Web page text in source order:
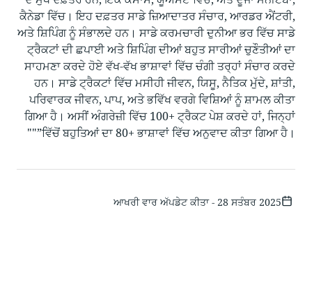
ਕੈਨੇਡਾ ਵਿੱਚ। ਇਹ ਦਫ਼ਤਰ ਸਾਡੇ ਜ਼ਿਆਦਾਤਰ ਸੰਚਾਰ, ਆਰਡਰ ਐਂਟਰੀ,
ਅਤੇ ਸ਼ਿਪਿੰਗ ਨੂੰ ਸੰਭਾਲਦੇ ਹਨ। ਸਾਡੇ ਕਰਮਚਾਰੀ ਦੁਨੀਆ ਭਰ ਵਿੱਚ ਸਾਡੇ
ਟ੍ਰੈਕਟਾਂ ਦੀ ਛਪਾਈ ਅਤੇ ਸ਼ਿਪਿੰਗ ਦੀਆਂ ਬਹੁਤ ਸਾਰੀਆਂ ਚੁਣੌਤੀਆਂ ਦਾ
ਸਾਹਮਣਾ ਕਰਦੇ ਹੋਏ ਵੱਖ-ਵੱਖ ਭਾਸ਼ਾਵਾਂ ਵਿੱਚ ਚੰਗੀ ਤਰ੍ਹਾਂ ਸੰਚਾਰ ਕਰਦੇ
ਹਨ। ਸਾਡੇ ਟ੍ਰੈਕਟਾਂ ਵਿੱਚ ਮਸੀਹੀ ਜੀਵਨ, ਯਿਸੂ, ਨੈਤਿਕ ਮੁੱਦੇ, ਸ਼ਾਂਤੀ,
ਪਰਿਵਾਰਕ ਜੀਵਨ, ਪਾਪ, ਅਤੇ ਭਵਿੱਖ ਵਰਗੇ ਵਿਸ਼ਿਆਂ ਨੂੰ ਸ਼ਾਮਲ ਕੀਤਾ
ਗਿਆ ਹੈ। ਅਸੀਂ ਅੰਗਰੇਜ਼ੀ ਵਿੱਚ 100+ ਟ੍ਰੈਕਟ ਪੇਸ਼ ਕਰਦੇ ਹਾਂ, ਜਿਨ੍ਹਾਂ
ਵਿੱਚੋਂ ਬਹੁਤਿਆਂ ਦਾ 80+ ਭਾਸ਼ਾਵਾਂ ਵਿੱਚ ਅਨੁਵਾਦ ਕੀਤਾ ਗਿਆ ਹੈ।”""
ਆਖਰੀ ਵਾਰ ਅੱਪਡੇਟ ਕੀਤਾ - 28 ਸਤੰਬਰ 2025